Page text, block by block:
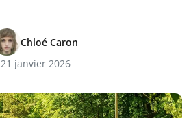
Chloé Caron
21 janvier 2026